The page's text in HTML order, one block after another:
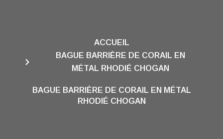
ACCUEIL
BAGUE BARRIÈRE DE CORAIL EN
MÉTAL RHODIÉ CHOGAN
BAGUE BARRIÈRE DE CORAIL EN MÉTAL
RHODIÉ CHOGAN